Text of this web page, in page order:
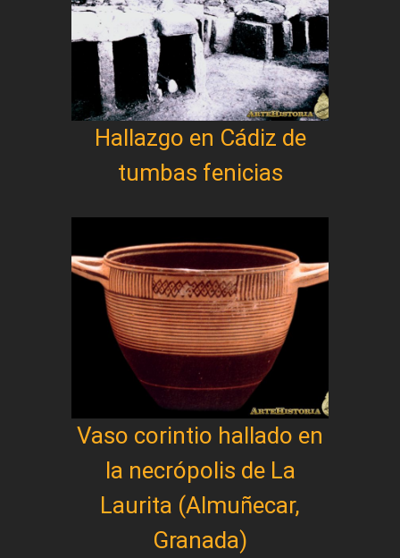
Hallazgo en Cádiz de
tumbas fenicias
Vaso corintio hallado en
la necrópolis de La
Laurita (Almuñecar,
Granada)